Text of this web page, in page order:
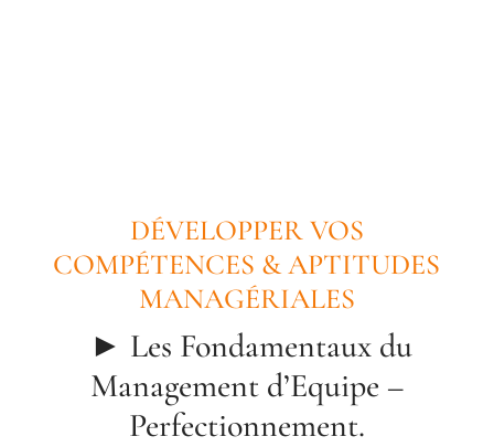
DÉVELOPPER VOS
COMPÉTENCES & APTITUDES
MANAGÉRIALES
► Les Fondamentaux du
Management d’Equipe –
Perfectionnement.